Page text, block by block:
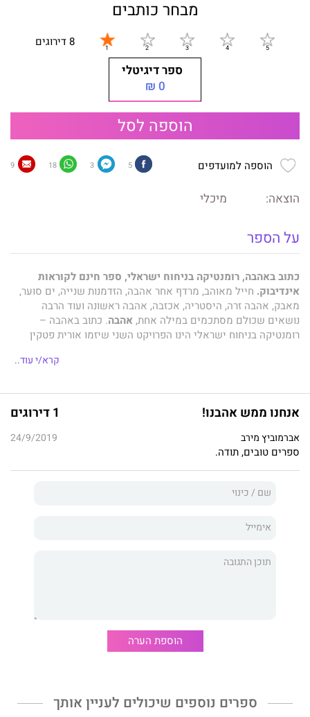
מבחר כותבים
8 דירוגים
ספר דיגיטלי
0 ₪
הוספה לסל
הוספה למועדפים 5
3
18
9
הוצאה: מיכלי
על הספר
כתוב באהבה, רומנטיקה בניחוח ישראלי, ספר חינם לקוראות
אינדיבוק. חייל מאוהב, מרדף אחר אהבה, הזדמנות שנייה, ים סוער,
מאבק, אהבה זרה, היסטריה, אכזבה, אהבה ראשונה ועוד הרבה
נושאים שכולם מסתכמים במילה אחת,אהבה. כתוב באהבה –
רומנטיקה בניחוח ישראלי הינו הפרויקט השני שיזמו אורית פטקין
קרא/י עוד..
אנחנו ממש אהבנו! 1 דירוגים
אברמוביץ מירב 24/9/2019
ספרים טובים, תודה.
הוספת הערה
ספרים נוספים שיכולים לעניין אותך